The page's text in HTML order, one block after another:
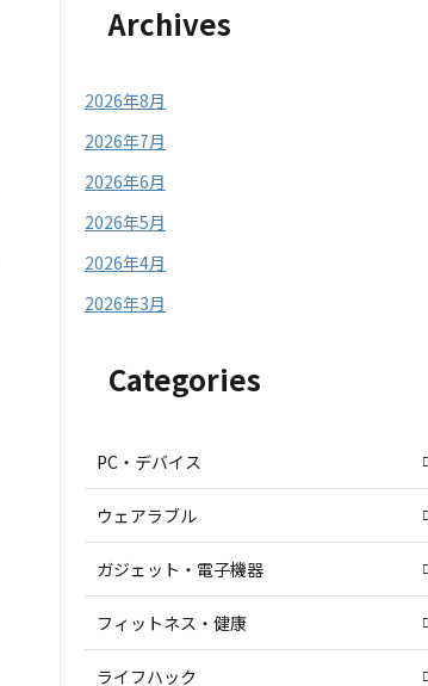
Archives
2026年8月
2026年7月
2026年6月
2026年5月
2026年4月
2026年3月
Categories
PC・デバイス
ウェアラブル
ガジェット・電子機器
フィットネス・健康
ライフハック